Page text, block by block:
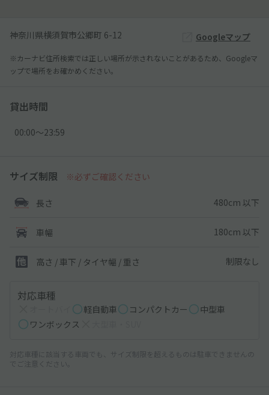
神奈川県横須賀市公郷町 6-12 Googleマップ
※カーナビ住所検索では正しい場所が示されないことがあるため、Googleマ
ップで場所をお確かめください。
貸出時間
00:00〜23:59
サイズ制限 ※必ずご確認ください
長さ 480cm 以下
車幅 180cm 以下
高さ / 車下 / タイヤ幅 / 重さ 制限なし
対応車種
軽自動車 コンパクトカー
中型車
ワンボックス
対応車種に該当する車両でも、サイズ制限を超えるものは駐車できませんの
でご注意ください。